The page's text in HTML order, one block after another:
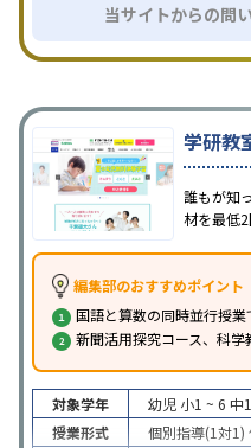
当サイトからの問
学研教
誰もが知
材を最低
編集部のおすすめポイント
国語と算数の同時並行授業
新聞活用探究コース、科学
対象学年 幼児 小1 ~ 6 中
授業形式
個別指導(1対1)